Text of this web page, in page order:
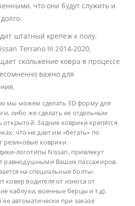
что они будут служить и
штатный крепеж к полу,
Terrano III 2014-2020,
скольжение ковра в процессе
важно для
мы можем сделать 3D форму для
либо же сделать ее отдельным
Задние коврики крепятся
что не дает им «бегать» по
резиновые коврики.
логотипы Nissan, привлекут
равнодушными Ваших пассажиров.
на специальные болты-
ковер водителя от износа от
каблуки, военные берцы и т.д).
автоматически при заказе